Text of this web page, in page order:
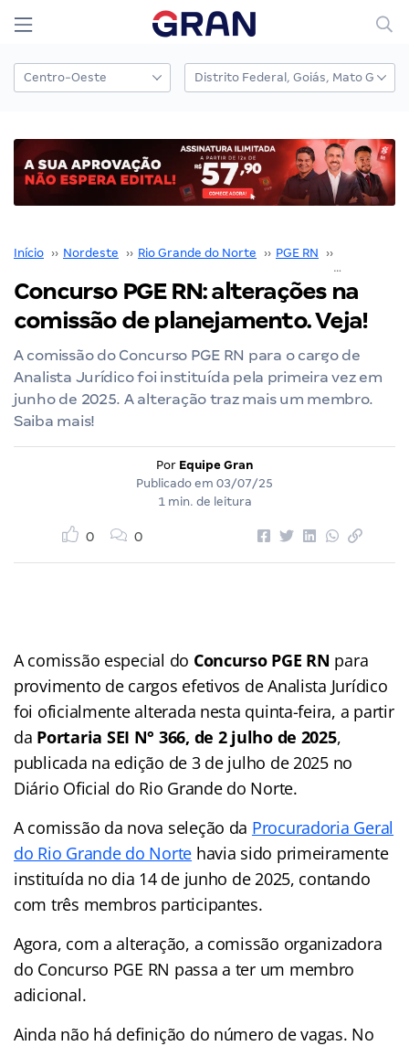
Início ›› Nordeste ›› Rio Grande do Norte ›› PGE RN ››
Concurso PGE RN: alterações na
comissão de planejamento. Veja!
A comissão do Concurso PGE RN para o cargo de
Analista Jurídico foi instituída pela primeira vez em
junho de 2025. A alteração traz mais um membro.
Saiba mais!
Por Equipe Gran
Publicado em 03/07/25
1 min. de leitura
0 0
A comissão especial do Concurso PGE RN para
provimento de cargos efetivos de Analista Jurídico
foi oficialmente alterada nesta quinta-feira, a partir
da Portaria SEI N° 366, de 2 julho de 2025,
publicada na edição de 3 de julho de 2025 no
Diário Oficial do Rio Grande do Norte.
A comissão da nova seleção da Procuradoria Geral
do Rio Grande do Norte havia sido primeiramente
instituída no dia 14 de junho de 2025, contando
com três membros participantes.
Agora, com a alteração, a comissão organizadora
do Concurso PGE RN passa a ter um membro
adicional.
Ainda não há definição do número de vagas. No